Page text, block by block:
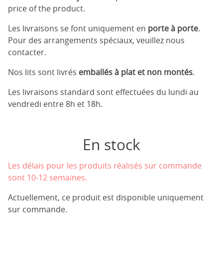
price of the product.
Les livraisons se font uniquement en porte à porte.
Pour des arrangements spéciaux, veuillez nous
contacter.
Nos lits sont livrés emballés à plat et non montés.
Les livraisons standard sont effectuées du lundi au
vendredi entre 8h et 18h.
En stock
Les délais pour les produits réalisés sur commande
sont 10-12 semaines.
Actuellement, ce produit est disponible uniquement
sur commande.